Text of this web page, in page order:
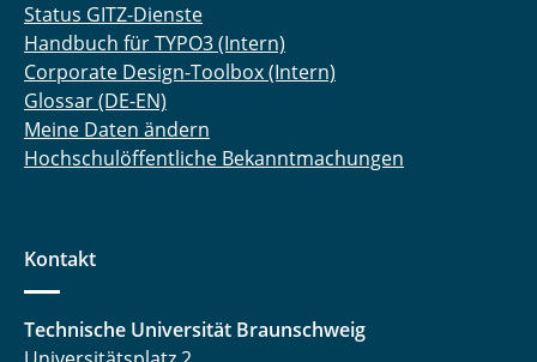
Status GITZ-Dienste
Handbuch für TYPO3 (Intern)
Corporate Design-Toolbox (Intern)
Glossar (DE-EN)
Meine Daten ändern
Hochschulöffentliche Bekanntmachungen
Kontakt
Technische Universität Braunschweig